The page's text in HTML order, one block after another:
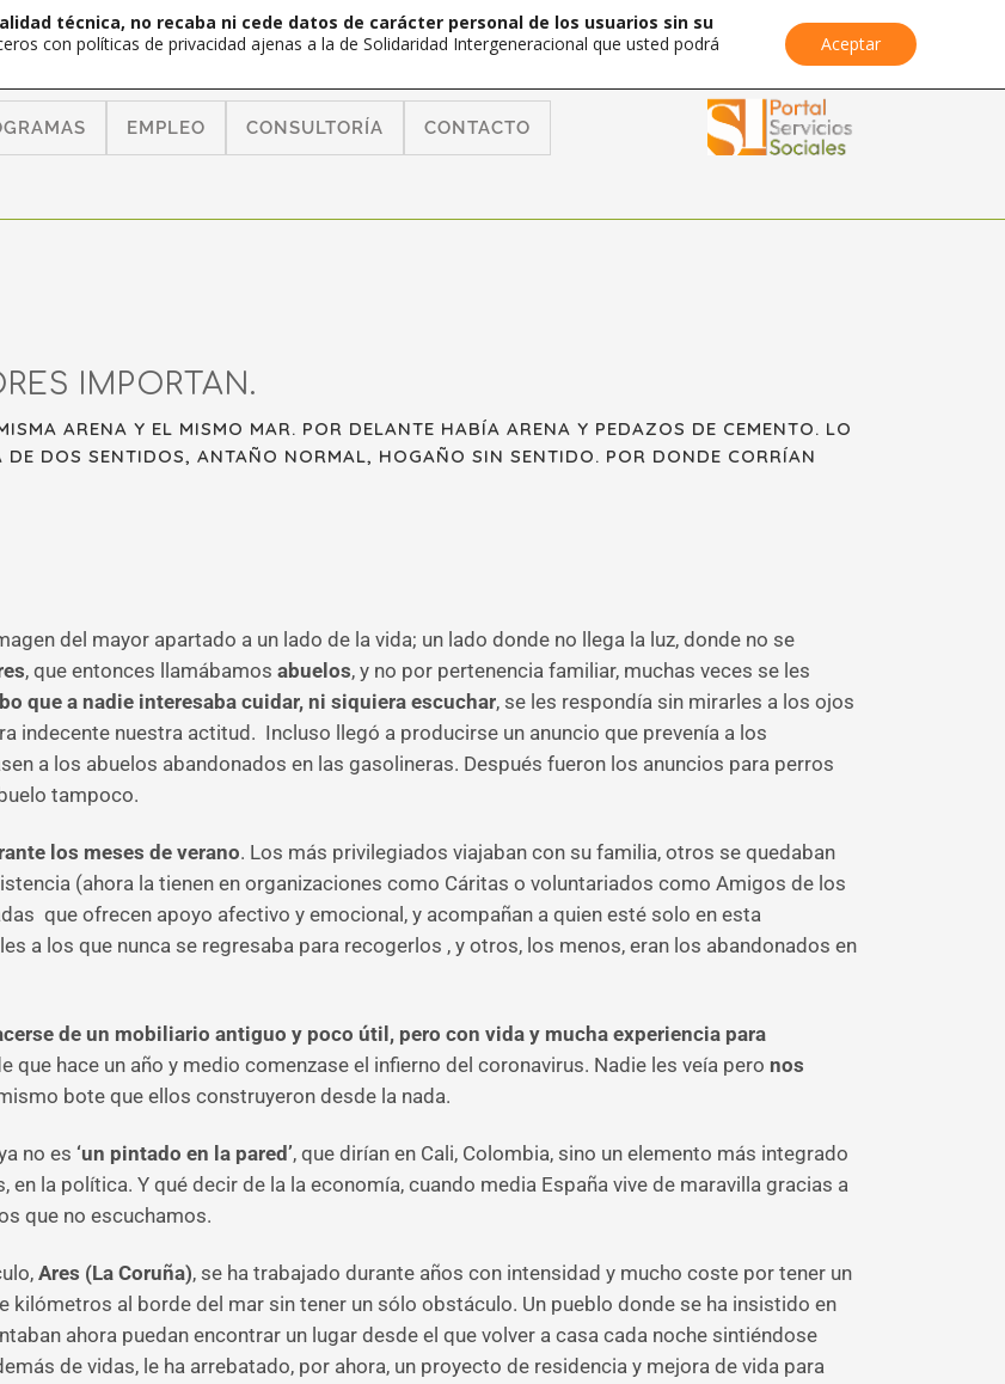
EMPLEO CONSULTORÍA CONTACTO
IMPORTAN.
ARENA Y EL MISMO MAR. POR DELANTE HABÍA ARENA Y PEDAZOS DE CEMENTO. LO
DE DOS SENTIDOS, ANTAÑO NORMAL, HOGAÑO SIN SENTIDO. POR DONDE CORRÍAN
del mayor apartado a un lado de la vida; un lado donde no llega la luz, donde no se
, que entonces llamábamos abuelos, y no por pertenencia familiar, muchas veces se les
que a nadie interesaba cuidar, ni siquiera escuchar, se les respondía sin mirarles a los ojos
indecente nuestra actitud. Incluso llegó a producirse un anuncio que prevenía a los
a los abuelos abandonados en las gasolineras. Después fueron los anuncios para perros
tampoco.
los meses de verano. Los más privilegiados viajaban con su familia, otros se quedaban
(ahora la tienen en organizaciones como Cáritas o voluntariados como Amigos de los
que ofrecen apoyo afectivo y emocional, y acompañan a quien esté solo en esta
a los que nunca se regresaba para recogerlos , y otros, los menos, eran los abandonados en
de un mobiliario antiguo y poco útil, pero con vida y mucha experiencia para
que hace un año y medio comenzase el infierno del coronavirus. Nadie les veía pero nos
bote que ellos construyeron desde la nada.
no es ‘un pintado en la pared’, que dirían en Cali, Colombia, sino un elemento más integrado
la política. Y qué decir de la la economía, cuando media España vive de maravilla gracias a
que no escuchamos.
Ares (La Coruña), se ha trabajado durante años con intensidad y mucho coste por tener un
kilómetros al borde del mar sin tener un sólo obstáculo. Un pueblo donde se ha insistido en
ahora puedan encontrar un lugar desde el que volver a casa cada noche sintiéndose
de vidas, le ha arrebatado, por ahora, un proyecto de residencia y mejora de vida para
técnica, no recaba ni cede datos de carácter personal de los usuarios sin su
con políticas de privacidad ajenas a la de Solidaridad Intergeneracional que usted podrá
Aceptar